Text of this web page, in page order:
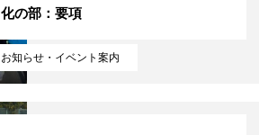
お知らせ・イベント案内
化の部：要項